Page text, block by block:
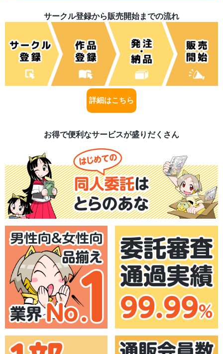
サークル登録から販売開始までの流れ
詳細はこちら
お得で便利なサービスが盛りだくさん